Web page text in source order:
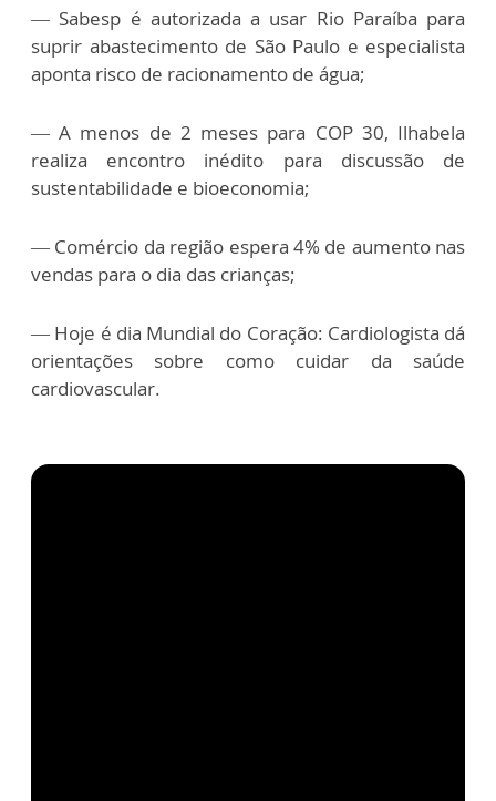
— Sabesp é autorizada a usar Rio Paraíba para
suprir abastecimento de São Paulo e especialista
aponta risco de racionamento de água;
— A menos de 2 meses para COP 30, Ilhabela
realiza encontro inédito para discussão de
sustentabilidade e bioeconomia;
— Comércio da região espera 4% de aumento nas
vendas para o dia das crianças;
— Hoje é dia Mundial do Coração: Cardiologista dá
orientações sobre como cuidar da saúde
cardiovascular.